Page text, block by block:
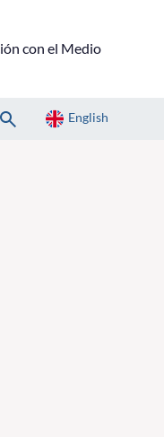
con el Medio
English